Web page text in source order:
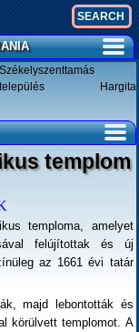
Székelyszenttamás
település Hargita
templom
temploma, amelyet
felújítottak és új
az 1661 évi tatár
majd lebontották és
körülvett templomot. A